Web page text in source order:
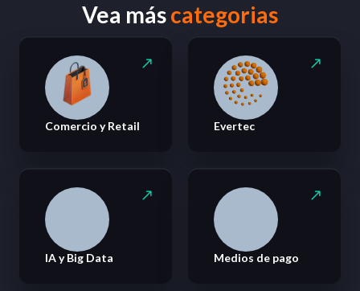
Vea máscategorias
Comercio y Retail Evertec
IA y Big Data Medios de pago